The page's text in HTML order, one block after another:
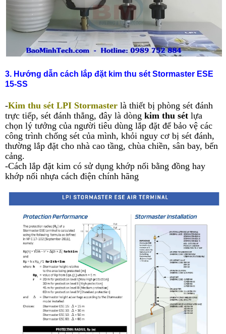
3. Hướng dẫn cách lắp đặt kim thu sét Stormaster ESE
15-SS
-Kim thu sét LPI Stormaster là thiết bị phòng sét đánh
trực tiếp, sét đánh thẳng, đây là dòng kim thu sét lựa
chọn lý tưởng của người tiêu dùng lắp đặt để bảo vệ các
công trình chống sét của mình, khỏi nguy cơ bị sét đánh,
thường lắp đặt cho nhà cao tầng, chùa chiền, sân bay, bến
cảng.
-Cách lắp đặt kim có sử dụng khớp nối bằng đồng hay
khớp nối nhựa cách điện chính hãng